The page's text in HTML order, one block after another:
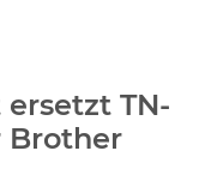
ersetzt TN-
Brother